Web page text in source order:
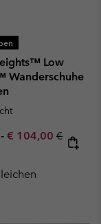
Low
Wanderschuhe
sale price:
- Maximum sale
€ 104,00 Regular
€